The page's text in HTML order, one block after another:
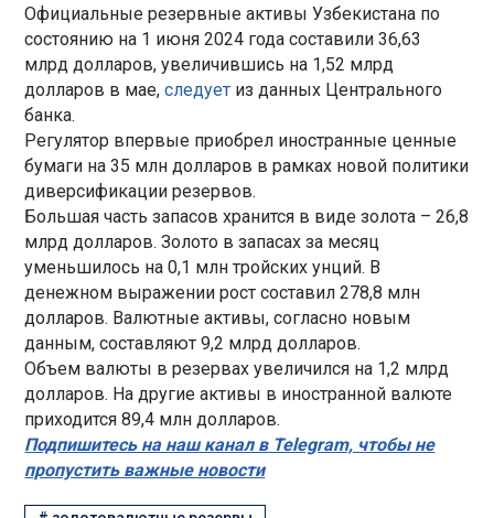
Официальные резервные активы Узбекистана по
состоянию на 1 июня 2024 года составили 36,63
млрд долларов, увеличившись на 1,52 млрд
долларов в мае,следует из данных Центрального
банка.
Регулятор впервые приобрел иностранные ценные
бумаги на 35 млн долларов в рамках новой политики
диверсификации резервов.
Большая часть запасов хранится в виде золота – 26,8
млрд долларов. Золото в запасах за месяц
уменьшилось на 0,1 млн тройских унций. В
денежном выражении рост составил 278,8 млн
долларов. Валютные активы, согласно новым
данным, составляют 9,2 млрд долларов.
Объем валюты в резервах увеличился на 1,2 млрд
долларов. На другие активы в иностранной валюте
приходится 89,4 млн долларов.
Подпишитесь на наш канал в Telegram, чтобы не
пропустить важные новости